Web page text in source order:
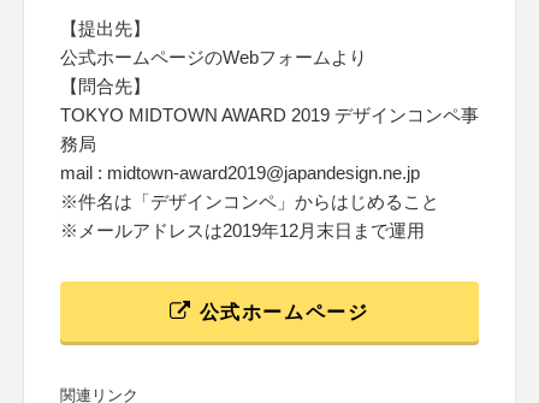
【提出先】
公式ホームページのWebフォームより
【問合先】
TOKYO MIDTOWN AWARD 2019 デザインコンペ事
務局
mail : midtown-award2019@japandesign.ne.jp
※件名は「デザインコンペ」からはじめること
※メールアドレスは2019年12月末日まで運用
公式ホームページ
関連リンク